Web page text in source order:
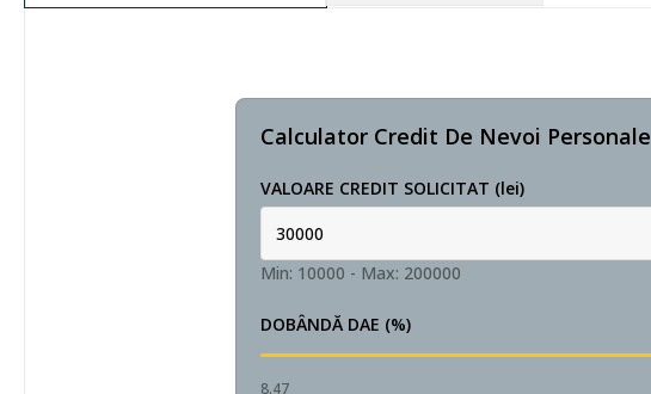
Calculator Credit De Nevoi Personale
VALOARE CREDIT SOLICITAT (lei)
Min: 10000 - Max: 200000
DOBÂNDĂ DAE (%)
8.47